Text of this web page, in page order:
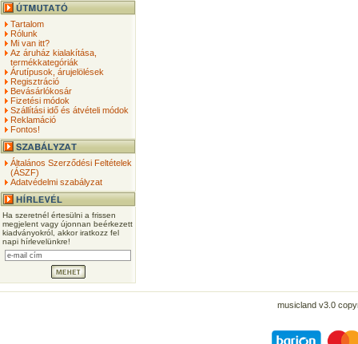
Tartalom
Rólunk
Mi van itt?
Az áruház kialakítása,
termékkategóriák
Árutípusok, árujelölések
Regisztráció
Bevásárlókosár
Fizetési módok
Szállítási idő és átvételi módok
Reklamáció
Fontos!
Általános Szerződési Feltételek
(ÁSZF)
Adatvédelmi szabályzat
Ha szeretnél értesülni a frissen
megjelent vagy újonnan beérkezett
kiadványokról, akkor iratkozz fel
napi hírlevelünkre!
musicland v3.0